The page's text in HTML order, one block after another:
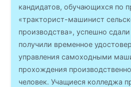
кандидатов, обучающихся по
«тракторист-машинист
производства», успешно
получили временное
управления самоходными
прохождения
человек. Учащиеся колледжа